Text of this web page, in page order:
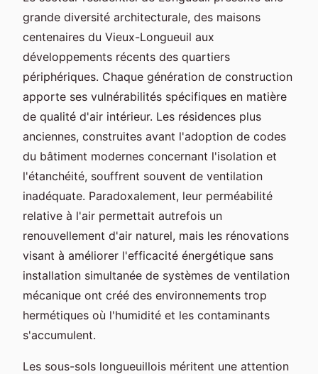
grande diversité architecturale, des maisons
centenaires du Vieux-Longueuil aux
développements récents des quartiers
périphériques. Chaque génération de construction
apporte ses vulnérabilités spécifiques en matière
de qualité d'air intérieur. Les résidences plus
anciennes, construites avant l'adoption de codes
du bâtiment modernes concernant l'isolation et
l'étanchéité, souffrent souvent de ventilation
inadéquate. Paradoxalement, leur perméabilité
relative à l'air permettait autrefois un
renouvellement d'air naturel, mais les rénovations
visant à améliorer l'efficacité énergétique sans
installation simultanée de systèmes de ventilation
mécanique ont créé des environnements trop
hermétiques où l'humidité et les contaminants
s'accumulent.
Les sous-sols longueuillois méritent une attention